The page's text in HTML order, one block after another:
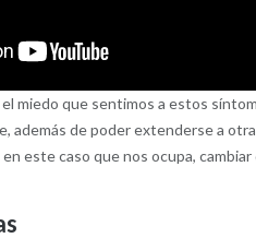
miedo que sentimos a estos
además de poder extenderse a
este caso que nos ocupa, cambiar